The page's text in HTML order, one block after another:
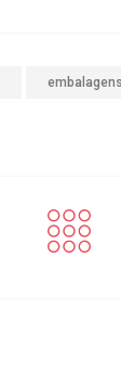
embalagens